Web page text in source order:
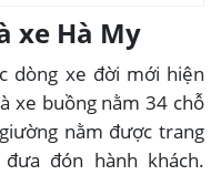
xe Hà My
dòng xe đời mới hiện
xe buồng nằm 34 chỗ
nằm được trang
đón hành khách.